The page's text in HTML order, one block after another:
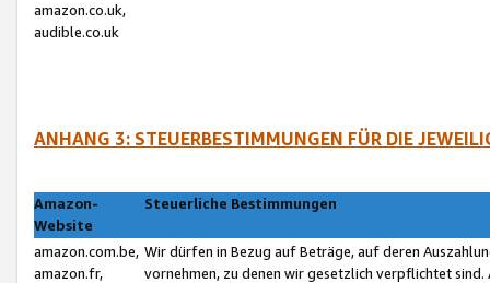
amazon.co.uk,
audible.co.uk
ANHANG 3: STEUERBESTIMMUNGEN FÜR DIE
Amazon-
Website
Steuerliche Bestimmungen
amazon.com.be,
amazon.fr,
Wir dürfen in Bezug auf Beträge, auf deren
vornehmen, zu denen wir gesetzlich verpflichtet